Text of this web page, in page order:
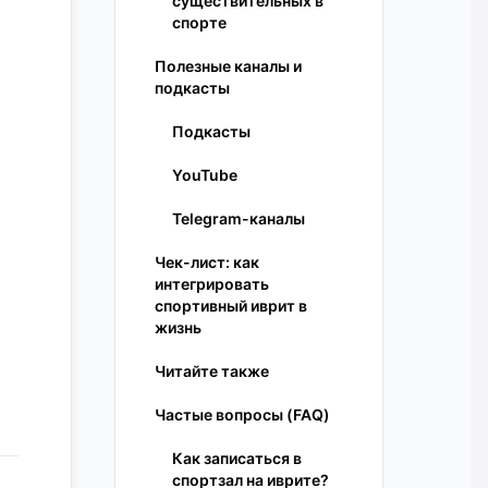
спорте
Полезные каналы и
подкасты
Подкасты
YouTube
Telegram-каналы
Чек-лист: как
интегрировать
спортивный иврит в
жизнь
Читайте также
Частые вопросы (FAQ)
Как записаться в
спортзал на иврите?